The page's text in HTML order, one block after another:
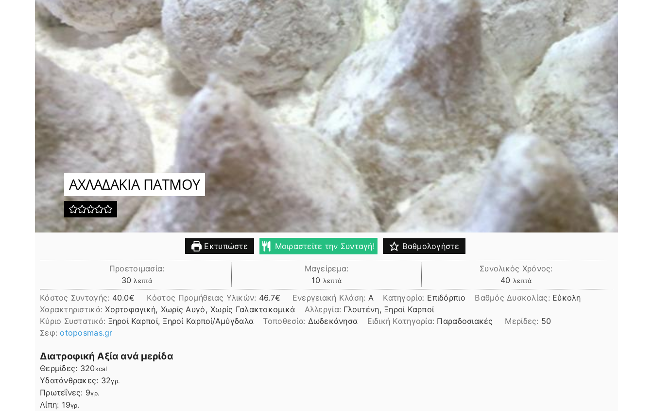
ΑΧΛΑΔΑΚΙΑ ΠΑΤΜΟΥ
Εκτυπώστε Μοιραστείτε την Συνταγή! Βαθμολογήστε
Προετοιμασία:
30 λεπτά
λεπτά
Μαγείρεμα:
10 λεπτά
λεπτά
Συνολικός Χρόνος:
40 λεπτά
λεπτά
Κόστος Συνταγής: 40.0€ Kόστος Προμήθειας Υλικών: 46.7 Ενεργειακή Κλάση: A Κατηγορία: Επιδόρπιο Βαθμός Δυσκολίας: Εύκολη
Χαρακτηριστικά:Χορτοφαγική, Χωρίς Αυγό, Χωρίς Γαλακτοκομικά Αλλεργία: Γλουτένη, Ξηροί Καρποί
Kύριο Συστατικό: Ξηροί Καρποί, Ξηροί Καρποί/Αμύγδαλα Τοποθεσία:Δωδεκάνησα Ειδική Κατηγορία: Παραδοσιακές Μερίδες: 50
Σεφ:otoposmas.gr
Διατροφική Αξία ανά μερίδα
Θερμίδες: 320kcal
Υδατάνθρακες: 32γρ.
Πρωτεΐνες: 9γρ.
Λίπη
Λίπη: 19γρ.